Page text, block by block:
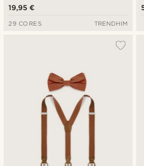
19,95 €
29 CORES TRENDHIM